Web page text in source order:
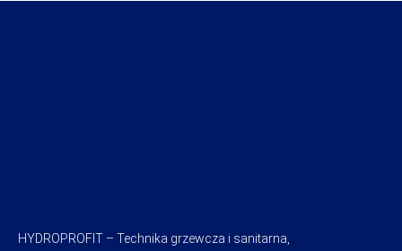
HYDROPROFIT – Technika grzewcza i sanitarna,